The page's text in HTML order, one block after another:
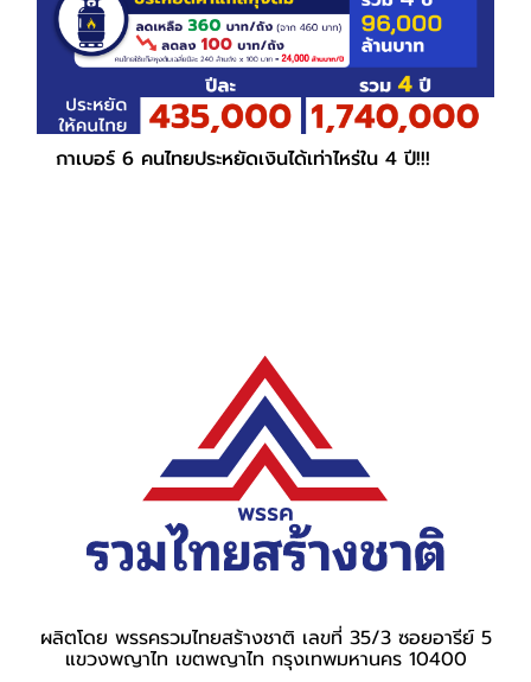
กาเบอร์ 6 คนไทยประหยัดเงินได้เท่าไหร่ใน 4 ปี!!!
ผลิตโดย พรรครวมไทยสร้างชาติ เลขที่ 35/3 ซอยอารีย์ 5
แขวงพญาไท เขตพญาไท กรุงเทพมหานคร 10400